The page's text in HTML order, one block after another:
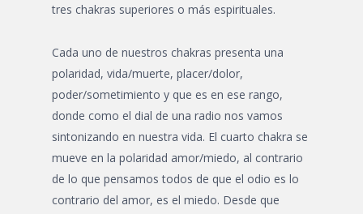
tres chakras superiores o más espirituales.
Cada uno de nuestros chakras presenta una
polaridad, vida/muerte, placer/dolor,
poder/sometimiento y que es en ese rango,
donde como el dial de una radio nos vamos
sintonizando en nuestra vida. El cuarto chakra se
mueve en la polaridad amor/miedo, al contrario
de lo que pensamos todos de que el odio es lo
contrario del amor, es el miedo. Desde que